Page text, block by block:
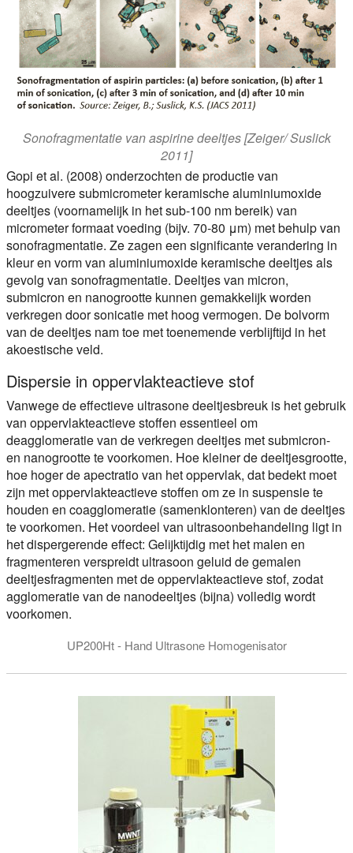
Sonofragmentatie van aspirine deeltjes [Zeiger/ Suslick
2011]
Gopi et al. (2008) onderzochten de productie van
hoogzuivere submicrometer keramische aluminiumoxide
deeltjes (voornamelijk in het sub-100 nm bereik) van
micrometer formaat voeding (bijv. 70-80 μm) met behulp van
sonofragmentatie. Ze zagen een significante verandering in
kleur en vorm van aluminiumoxide keramische deeltjes als
gevolg van sonofragmentatie. Deeltjes van micron,
submicron en nanogrootte kunnen gemakkelijk worden
verkregen door sonicatie met hoog vermogen. De bolvorm
van de deeltjes nam toe met toenemende verblijftijd in het
akoestische veld.
Dispersie in oppervlakteactieve stof
Vanwege de effectieve ultrasone deeltjesbreuk is het gebruik
van oppervlakteactieve stoffen essentieel om
deagglomeratie van de verkregen deeltjes met submicron-
en nanogrootte te voorkomen. Hoe kleiner de deeltjesgrootte,
hoe hoger de apectratio van het oppervlak, dat bedekt moet
zijn met oppervlakteactieve stoffen om ze in suspensie te
houden en coagglomeratie (samenklonteren) van de deeltjes
te voorkomen. Het voordeel van ultrasoonbehandeling ligt in
het dispergerende effect: Gelijktijdig met het malen en
fragmenteren verspreidt ultrasoon geluid de gemalen
deeltjesfragmenten met de oppervlakteactieve stof, zodat
agglomeratie van de nanodeeltjes (bijna) volledig wordt
voorkomen.
UP200Ht - Hand Ultrasone Homogenisator